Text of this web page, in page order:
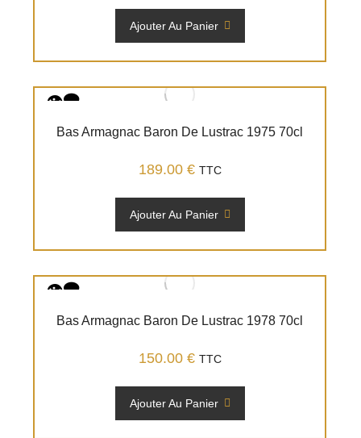
Ajouter Au Panier
Bas Armagnac Baron De Lustrac 1975 70cl
189.00 € TTC
Ajouter Au Panier
Bas Armagnac Baron De Lustrac 1978 70cl
150.00 € TTC
Ajouter Au Panier